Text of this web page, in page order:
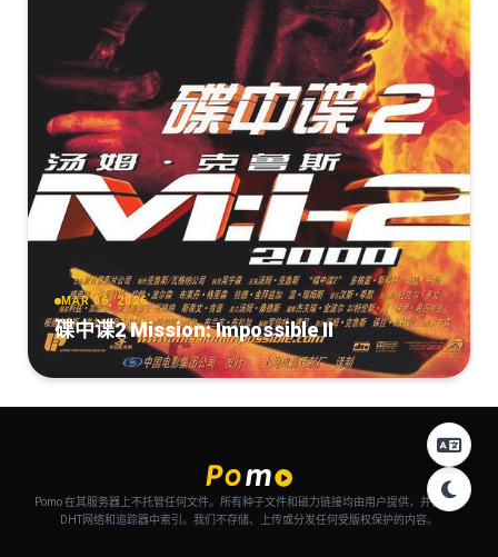
MAR 06, 2026
碟中谍2 Mission: Impossible II
Pomo 在其服务器上不托管任何文件。所有种子文件和磁力链接均由用户提供，并自动从
DHT网络和追踪器中索引。我们不存储、上传或分发任何受版权保护的内容。